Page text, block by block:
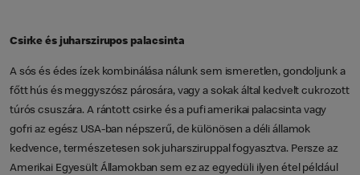
Csirke és juharszirupos palacsinta
A sós és édes ízek kombinálása nálunk sem ismeretlen, gondoljunk a
főtt hús és meggyszósz párosára, vagy a sokak által kedvelt cukrozott
túrós csuszára. A rántott csirke és a pufi amerikai palacsinta vagy
gofri az egész USA-ban népszerű, de különösen a déli államok
kedvence, természetesen sok juharsziruppal fogyasztva. Persze az
Amerikai Egyesült Államokban sem ez az egyedüli ilyen étel például